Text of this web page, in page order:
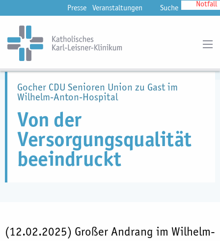
Presse Veranstaltungen Suche Notfall
Gocher CDU Senioren Union zu Gast im
Wilhelm-Anton-Hospital
Von der
Versorgungsqualität
beeindruckt
(12.02.2025) Großer Andrang im Wilhelm-